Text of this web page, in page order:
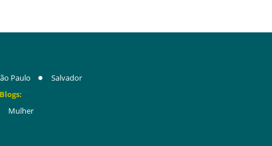
Paulo
Salvador
Blogs:
Mulher